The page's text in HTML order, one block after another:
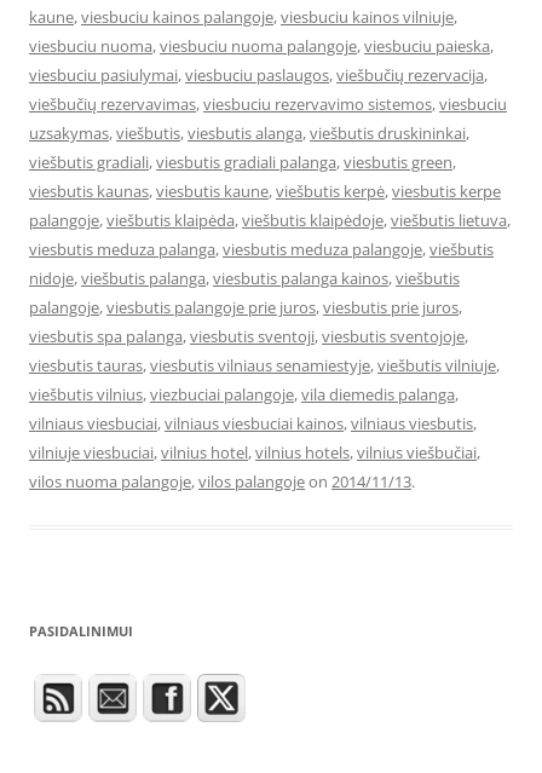
kaune,viesbuciu kainos palangoje,viesbuciu kainos vilniuje,
viesbuciu nuoma,viesbuciu nuoma palangoje,viesbuciu paieska,
viesbuciu pasiulymai,viesbuciu paslaugos,viešbučių rezervacija,
viešbučių rezervavimas,viesbuciu rezervavimo sistemos,viesbuciu
uzsakymas,viešbutis,viesbutis alanga,viešbutis druskininkai,
viešbutis gradiali,viesbutis gradiali palanga,viesbutis green,
viesbutis kaunas,viesbutis kaune,viešbutis kerpė,viesbutis kerpe
palangoje,viešbutis klaipėda,viešbutis klaipėdoje,viešbutis lietuva,
viesbutis meduza palanga,viesbutis meduza palangoje,viešbutis
nidoje,viešbutis palanga,viesbutis palanga kainos,viešbutis
palangoje,viesbutis palangoje prie juros,viesbutis prie juros,
viesbutis spa palanga,viesbutis sventoji,viesbutis sventojoje,
viesbutis tauras,viesbutis vilniaus senamiestyje,viešbutis vilniuje,
viešbutis vilnius,viezbuciai palangoje,vila diemedis palanga,
vilniaus viesbuciai,vilniaus viesbuciai kainos,vilniaus viesbutis,
vilniuje viesbuciai,vilnius hotel,vilnius hotels,vilnius viešbučiai,
vilos nuoma palangoje,vilos palangojeon 2014/11/13.
PASIDALINIMUI